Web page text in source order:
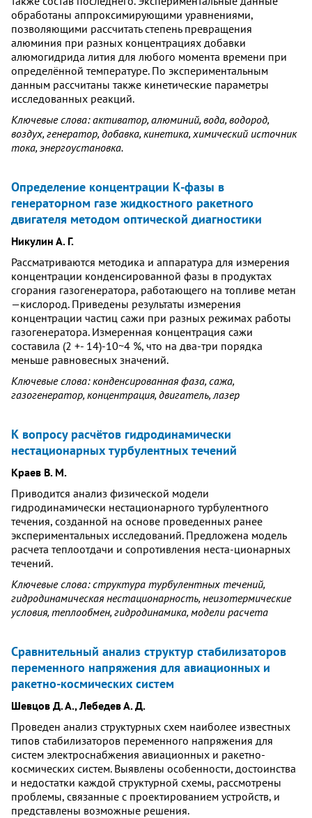
обработаны аппроксимирующими уравнениями,
позволяющими рассчитать степень превращения
алюминия при разных концентрациях добавки
алюмогидрида лития для любого момента времени при
определённой температуре. По экспериментальным
данным рассчитаны также кинетические параметры
исследованных реакций.
Ключевые слова: активатор, алюминий, вода, водород,
воздух, генератор, добавка, кинетика, химический источник
тока, энергоустановка.
Определение концентрации К-фазы в
генераторном газе жидкостного ракетного
двигателя методом оптической диагностики
Никулин А. Г.
Рассматриваются методика и аппаратура для измерения
концентрации конденсированной фазы в продуктах
сгорания газогенератора, работающего на топливе метан
—кислород. Приведены результаты измерения
концентрации частиц сажи при разных режимах работы
газогенератора. Измеренная концентрация сажи
составила (2 +- 14)-10~4 %, что на два-три порядка
меньше равновесных значений.
Ключевые слова: конденсированная фаза, сажа,
газогенератор, концентрация, двигатель, лазер
К вопросу расчётов гидродинамически
нестационарных турбулентных течений
Краев В. М.
Приводится анализ физической модели
гидродинамически нестационарного турбулентного
течения, созданной на основе проведенных ранее
экспериментальных исследований. Предложена модель
расчета теплоотдачи и сопротивления неста-ционарных
течений.
Ключевые слова: структура турбулентных течений,
гидродинамическая нестационарность, неизотермические
условия, теплообмен, гидродинамика, модели расчета
Сравнительный анализ структур стабилизаторов
переменного напряжения для авиационных и
ракетно-космических систем
Шевцов Д. А., Лебедев А. Д.
Проведен анализ структурных схем наиболее известных
типов стабилизаторов переменного напряжения для
систем электроснабжения авиационных и ракетно-
космических систем. Выявлены особенности, достоинства
и недостатки каждой структурной схемы, рассмотрены
проблемы, связанные с проектированием устройств, и
представлены возможные решения.